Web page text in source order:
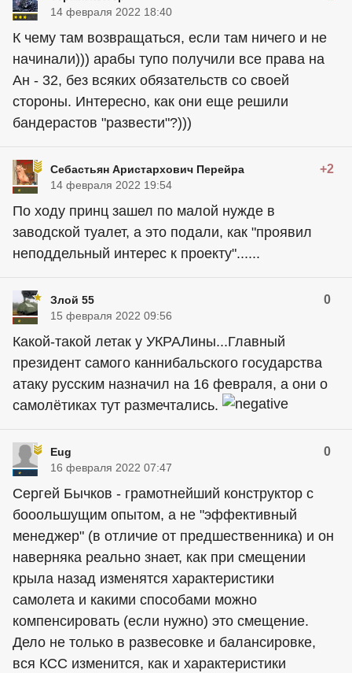
14 февраля 2022 18:40
К чему там возвращаться, если там ничего и не
начинали))) арабы тупо получили все права на
Ан - 32, без всяких обязательств со своей
стороны. Интересно, как они еще решили
бандерастов "развести"?)))
Себастьян Аристархович Перейра +2
14 февраля 2022 19:54
По ходу принц зашел по малой нужде в
заводской туалет, а это подали, как "проявил
неподдельный интерес к проекту"......
Злой 55 0
15 февраля 2022 09:56
Какой-такой летак у УКРАЛины...Главный
президент самого каннибальского государства
атаку русским назначил на 16 февраля, а они о
самолётиках тут размечтались.
Eug 0
16 февраля 2022 07:47
Сергей Бычков - грамотнейший конструктор с
бооольшущим опытом, а не "эффективный
менеджер" (в отличие от предшественника) и он
наверняка реально знает, как при смещении
крыла назад изменятся характеристики
самолета и какими способами можно
компенсировать (если нужно) это смещение.
Дело не только в развесовке и балансировке,
вся КСС изменится, как и характеристики